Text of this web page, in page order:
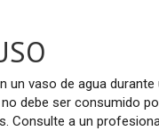
vaso de agua durante
debe ser consumido
Consulte a un